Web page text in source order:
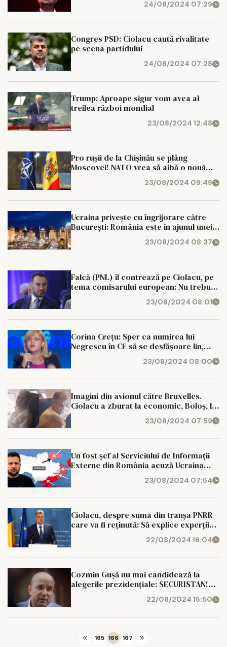
24/08/2024 07:29
Congres PSD: Ciolacu caută rivalitate
pe scena partidului
24/08/2024 07:28
Trump: Aproape sigur vom avea al
treilea război mondial
23/08/2024 12:48
Pro rușii de la Chișinău se plâng
Moscovei! NATO vrea să aibă o nouă
23/08/2024 09:49
Ucraina privește cu îngrijorare către
București: România este în ajunul unei
'resetări' a sistemului său politic
23/08/2024 08:37
Falcă (PNL) îl contrează pe Ciolacu, pe
tema comisarului european: Nu trebuie
23/08/2024 08:01
Corina Creţu: Sper ca numirea lui
Negrescu în CE să se desfăşoare lin,
fără atacurile la care eu am fost supusă
23/08/2024 08:00
Imagini din avionul către Bruxelles.
Ciolacu a zburat la economic, Boloș, la
23/08/2024 07:59
Un fost șef al Serviciului de Informații
Externe din România acuză Ucraina
creat riscul unui război nuclear'
23/08/2024 07:54
Ciolacu, despre suma din tranșa PNRR
care va fi reținută: Să explice experții
dispărut, nu-i mai vedeți22/08/2024 16:04
Cozmin Gușă nu mai candidează la
alegerile prezidențiale: SECURISTAN!
22/08/2024 15:50
165 166 167